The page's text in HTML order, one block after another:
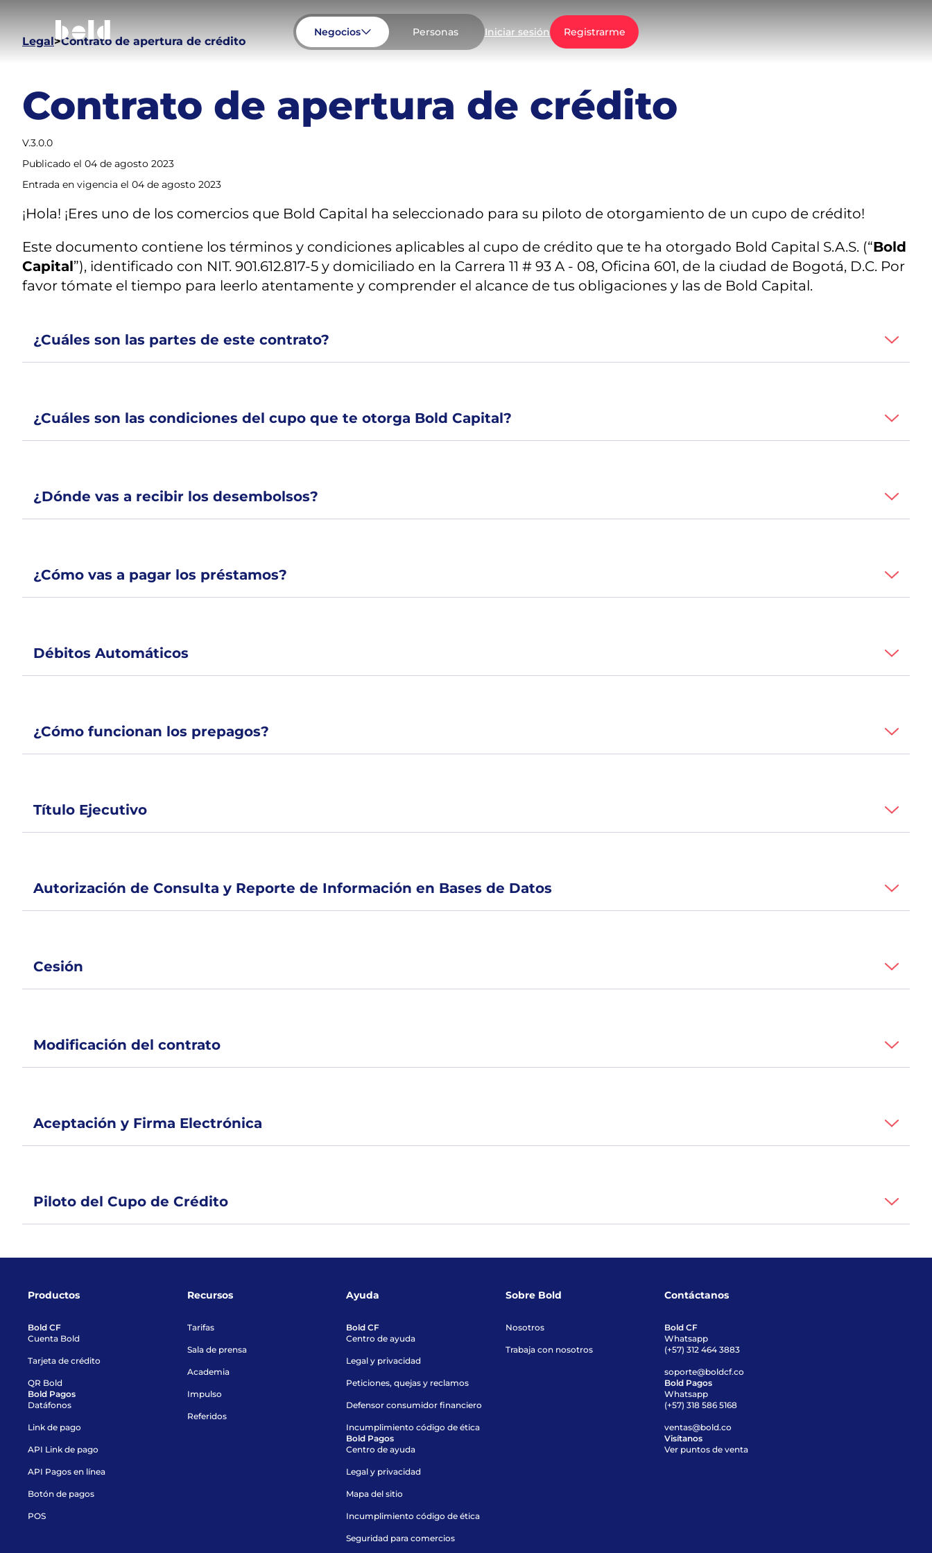
Negocios Personas Iniciar sesión Registrarme
Breadcrumb
Legal Contrato de apertura de crédito
Contrato de apertura de crédito
V.3.0.0
Publicado el 04 de agosto 2023
Entrada en vigencia el 04 de agosto 2023
¡Hola! ¡Eres uno de los comercios que Bold Capital ha seleccionado para su piloto de otorgamiento de un cupo de crédito!
Este documento contiene los términos y condiciones aplicables al cupo de crédito que te ha otorgado Bold Capital S.A.S. (“Bold
Capital”), identificado con NIT. 901.612.817-5 y domiciliado en la Carrera 11 # 93 A - 08, Oficina 601, de la ciudad de Bogotá, D.C. Por
favor tómate el tiempo para leerlo atentamente y comprender el alcance de tus obligaciones y las de Bold Capital.
¿Cuáles son las partes de este contrato?
¿Cuáles son las condiciones del cupo que te otorga Bold Capital?
¿Dónde vas a recibir los desembolsos?
¿Cómo vas a pagar los préstamos?
Débitos Automáticos
¿Cómo funcionan los prepagos?
Título Ejecutivo
Autorización de Consulta y Reporte de Información en Bases de Datos
Cesión
Modificación del contrato
Aceptación y Firma Electrónica
Piloto del Cupo de Crédito
Productos
Bold CF
Cuenta Bold
Tarjeta de crédito
QR Bold
Bold Pagos
Datáfonos
Link de pago
API Link de pago
API Pagos en línea
Botón de pagos
POS
Recursos
Tarifas
Sala de prensa
Academia
Impulso
Referidos
Ayuda
Bold CF
Centro de ayuda
Legal y privacidad
Peticiones, quejas y reclamos
Defensor consumidor financiero
Incumplimiento código de ética
Bold Pagos
Centro de ayuda
Legal y privacidad
Mapa del sitio
Incumplimiento código de ética
Seguridad para comercios
Sobre Bold
Nosotros
Trabaja con nosotros
Contáctanos
Bold CF
Whatsapp
(+57) 312 464 3883
soporte@boldcf.co
Bold Pagos
Whatsapp
(+57) 318 586 5168
ventas@bold.co
Visítanos
Ver puntos de venta